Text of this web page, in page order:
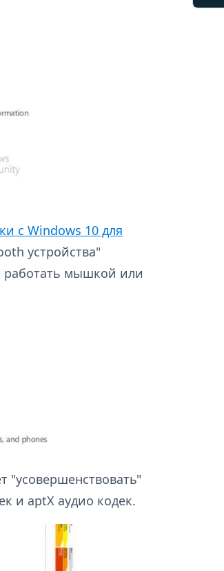
с Windows 10 для
устройства"
работать мышкой или
и aptX аудио кодек.